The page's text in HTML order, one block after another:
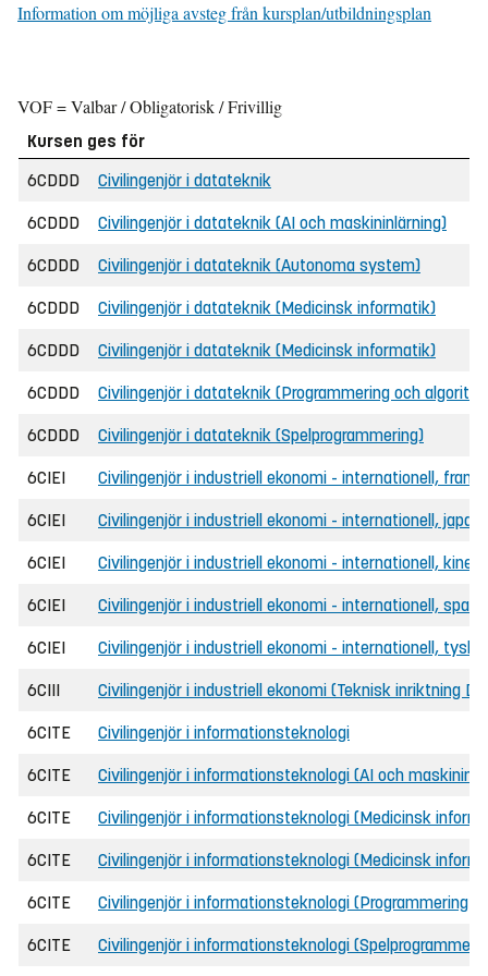
Information om möjliga avsteg från kursplan/utbildningsplan
VOF = Valbar / Obligatorisk / Frivillig
Kursen ges för
6CDDD
Civilingenjör i datateknik
6CDDD Civilingenjör i datateknik (AI och maskininlärning)
6CDDD Civilingenjör i datateknik (Autonoma system)
6CDDD Civilingenjör i datateknik (Medicinsk informatik)
6CDDD Civilingenjör i datateknik (Medicinsk informatik)
6CDDD Civilingenjör i datateknik (Programmering och
6CDDD Civilingenjör i datateknik (Spelprogrammering)
6CIEI Civilingenjör i industriell ekonomi - internationell,
6CIEI Civilingenjör i industriell ekonomi - internationell,
6CIEI Civilingenjör i industriell ekonomi - internationell,
6CIEI Civilingenjör i industriell ekonomi - internationell,
6CIEI Civilingenjör i industriell ekonomi - internationell,
6CIII Civilingenjör i industriell ekonomi (Teknisk inriktning
6CITE Civilingenjör i informationsteknologi
6CITE Civilingenjör i informationsteknologi (AI och
6CITE Civilingenjör i informationsteknologi (Medicinsk
6CITE Civilingenjör i informationsteknologi (Medicinsk
6CITE Civilingenjör i informationsteknologi (Programmering
6CITE Civilingenjör i informationsteknologi